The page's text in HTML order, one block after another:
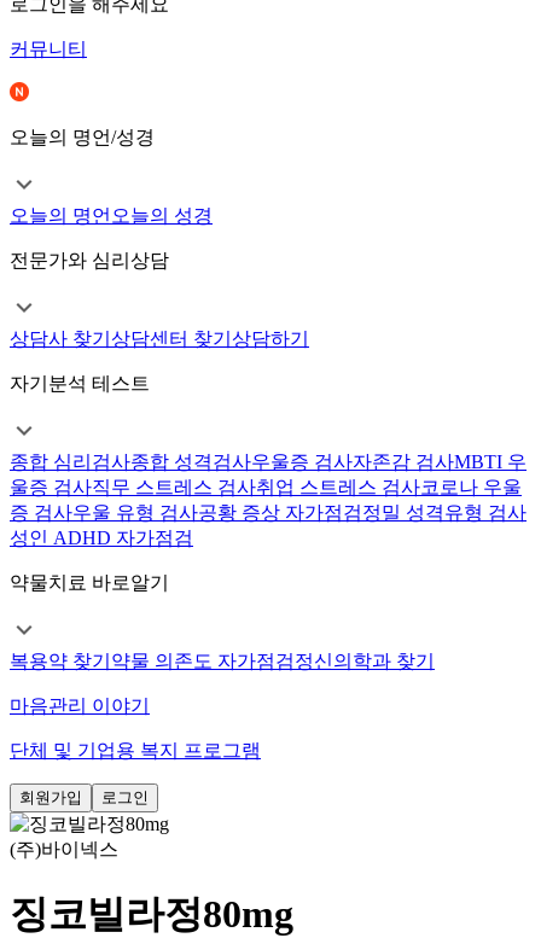
커뮤니티
오늘의 명언/성경
오늘의 명언 오늘의 성경
전문가와 심리상담
상담사 찾기 상담센터 찾기 상담하기
자기분석 테스트
종합 심리검사종합 성격검사우울증 검사자존감 검사MBTI 우
울증 검사직무 스트레스 검사취업 스트레스 검사코로나 우울
증 검사우울 유형 검사공황 증상 자가점검정밀 성격유형 검사
성인 ADHD 자가점검
약물치료 바로알기
복용약 찾기 약물 의존도 자가점검정신의학과 찾기
마음관리 이야기
단체 및 기업용 복지 프로그램
회원가입 로그인
(주)바이넥스
징코빌라정80mg